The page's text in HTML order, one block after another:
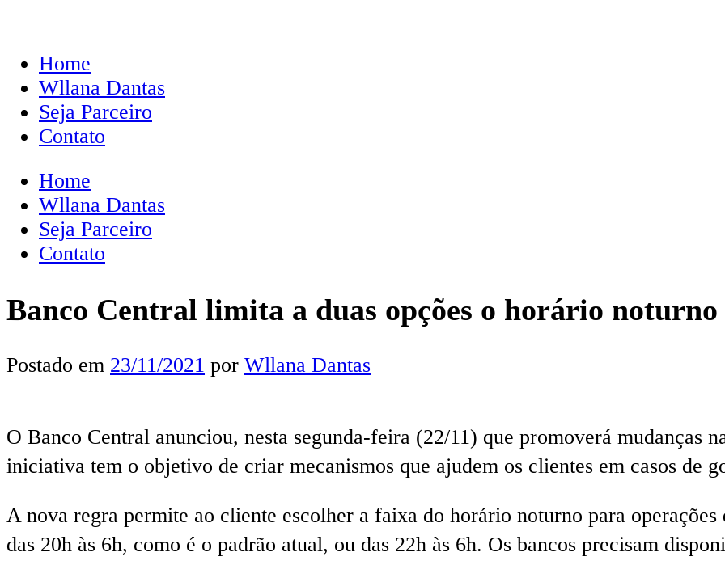
Home
Wllana Dantas
Seja Parceiro
Contato
Home
Wllana Dantas
Seja Parceiro
Contato
Banco Central limita a duas opções o horário noturno
Postado em 23/11/2021 por Wllana Dantas
O Banco Central anunciou, nesta segunda-feira (22/11) que promoverá mudanças
iniciativa tem o objetivo de criar mecanismos que ajudem os clientes em casos de
A nova regra permite ao cliente escolher a faixa do horário noturno para
das 20h às 6h, como é o padrão atual, ou das 22h às 6h. Os bancos precisam